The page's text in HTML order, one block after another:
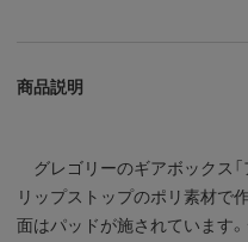
商品説明
グレゴリーのギアボックス「
リップストップのポリ素材で
面はパッドが施されています